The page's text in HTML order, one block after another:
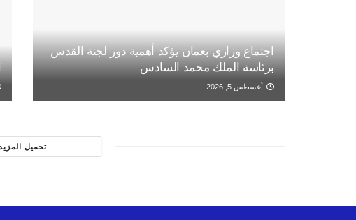
اجتماع وزاري بعمان يؤكد أهمية دور لجنة القدس
برئاسة الملك محمد السادس
أغسطس 5, 2026
تحميل